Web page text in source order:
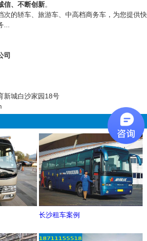
信、不断创新。
的轿车、旅游车、中高档商务车，为您提供快
司
新城白沙家园18号
更多
长沙租车案例